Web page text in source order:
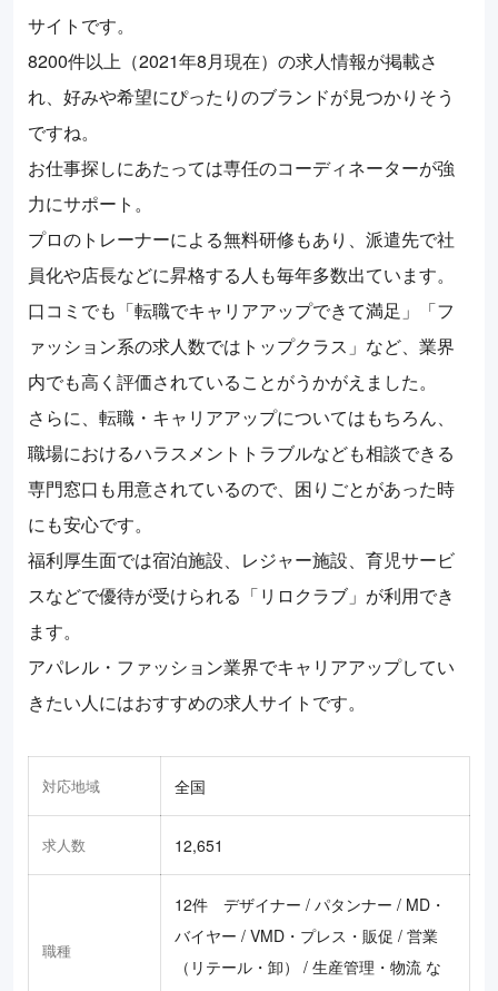
サイトです。
8200件以上（2021年8月現在）の求人情報が掲載さ
れ、好みや希望にぴったりのブランドが見つかりそう
ですね。
お仕事探しにあたっては専任のコーディネーターが強
力にサポート。
プロのトレーナーによる無料研修もあり、派遣先で社
員化や店長などに昇格する人も毎年多数出ています。
口コミでも「転職でキャリアアップできて満足」「フ
ァッション系の求人数ではトップクラス」など、業界
内でも高く評価されていることがうかがえました。
さらに、転職・キャリアアップについてはもちろん、
職場におけるハラスメントトラブルなども相談できる
専門窓口も用意されているので、困りごとがあった時
にも安心です。
福利厚生面では宿泊施設、レジャー施設、育児サービ
スなどで優待が受けられる「リロクラブ」が利用でき
ます。
アパレル・ファッション業界でキャリアアップしてい
きたい人にはおすすめの求人サイトです。
対応地域 全国
求人数 12,651
職種
12件 デザイナー / パタンナー / MD・
バイヤー / VMD・プレス・販促 / 営業
（リテール・卸） / 生産管理・物流 な